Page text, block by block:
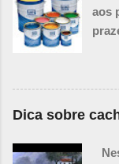
aos
Dica sobre